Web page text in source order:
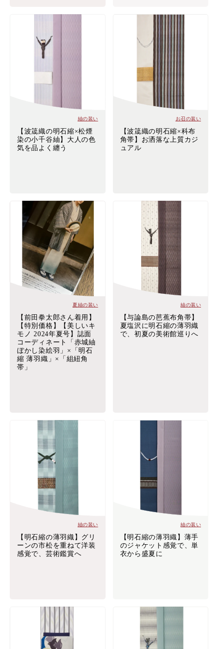
紬の装い
【波筬織の明石縮×松煙
染の小千谷紬】大人の色
気を品よく纏う
お召の装い
【波筬織の明石縮×科布
角帯】お洒落な上質カジ
ュアル
夏紬の装い
【前田拳太郎さん着用】
【特別価格】【美しいキ
モノ 2024年夏号】誌面
コーディネート「赤城紬
ぼかし染絵羽」×「明石
縮 薄羽織」×「組紐角
帯」
紬の装い
【与論島の芭蕉布角帯】
夏塩沢に明石縮の薄羽織
で、初夏の美術館巡りへ
紬の装い
【明石縮の薄羽織】グリ
ーンの市松を重ねて洋装
感覚で、芸術鑑賞へ
紬の装い
【明石縮の薄羽織】薄手
のジャケット感覚で、単
衣から盛夏に